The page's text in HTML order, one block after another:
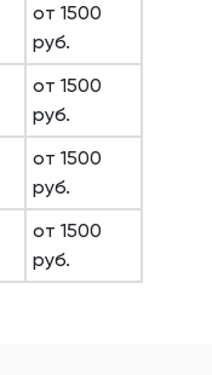
от 1500
руб.
от 1500
руб.
от 1500
руб.
от 1500
руб.